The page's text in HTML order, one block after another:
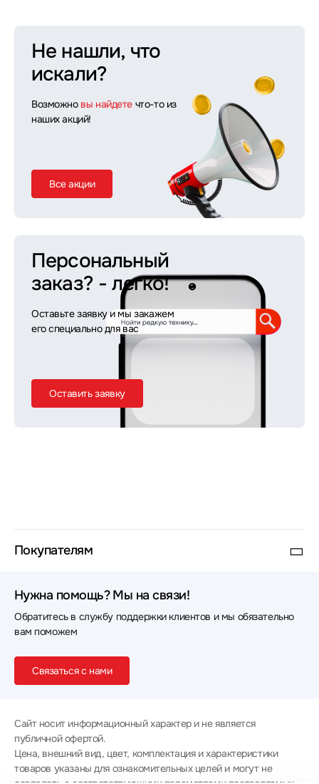
Не нашли, что
искали?
Возможно вы найдете что-то из
наших акций!
Все акции
Персональный
заказ? - легко!
Оставьте заявку и мы закажем
его специально для вас
Оставить заявку
Покупателям
Нужна помощь? Мы на связи!
Обратитесь в службу поддержки клиентов и мы обязательно
вам поможем
Связаться с нами
Сайт носит информационный характер и не является
публичной офертой.
Цена, внешний вид, цвет, комплектация и характеристики
товаров указаны для ознакомительных целей и могут не